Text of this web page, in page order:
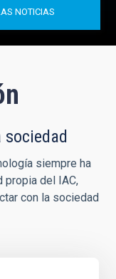
NOTICIAS
siempre ha
propia del IAC,
con la sociedad